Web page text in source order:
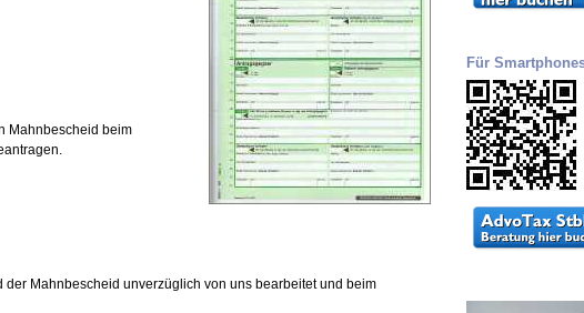
Mahnbescheid beim
der Mahnbescheid unverzüglich von uns bearbeitet und beim
Für